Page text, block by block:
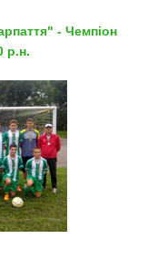
- Чемпіон
р.н.